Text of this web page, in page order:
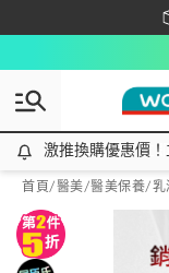
激推換購優惠價！立
激推換購優惠價
首頁/醫美/醫美保養/乳